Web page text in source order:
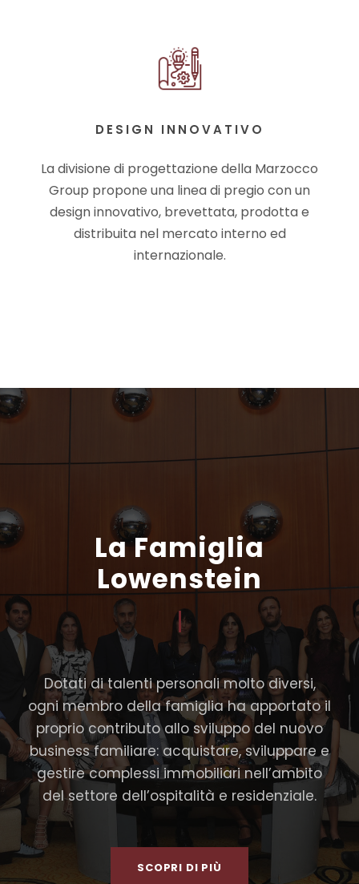
DESIGN INNOVATIVO
La divisione di progettazione della Marzocco
Group propone una linea di pregio con un
design innovativo, brevettata, prodotta e
distribuita nel mercato interno ed
internazionale.
La Famiglia
Lowenstein
Dotati di talenti personali molto diversi,
ogni membro della famiglia ha apportato il
proprio contributo allo sviluppo del nuovo
business familiare: acquistare, sviluppare e
gestire complessi immobiliari nell’ambito
del settore dell’ospitalità e residenziale.
SCOPRI DI PIÙ